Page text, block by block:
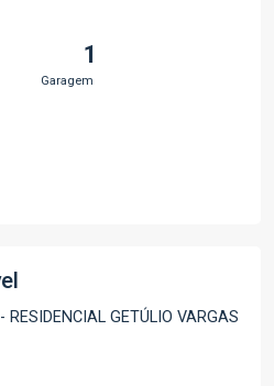
1
Garagem
GETÚLIO VARGAS